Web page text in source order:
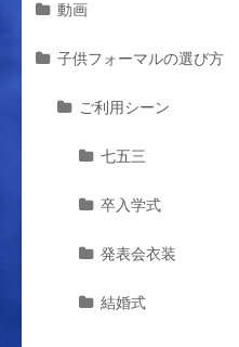
動画
子供フォーマルの選び方
ご利用シーン
七五三
卒入学式
発表会衣装
結婚式